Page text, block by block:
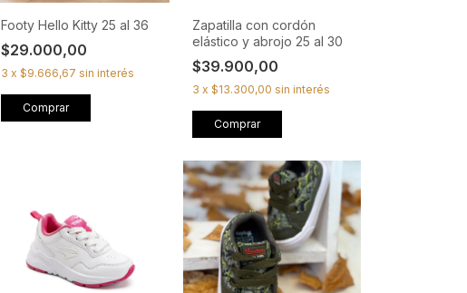
Footy Hello Kitty 25 al 36
$29.000,00
3 x $9.666,67 sin interés
Comprar
Zapatilla con cordón
elástico y abrojo 25 al 30
$39.900,00
3 x $13.300,00 sin interés
Comprar